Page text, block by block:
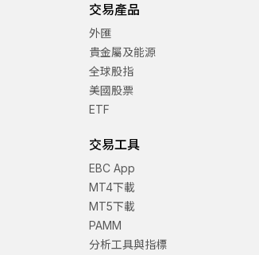
交易產品
外匯
貴金屬及能源
全球股指
美國股票
ETF
交易工具
EBC App
MT4下載
MT5下載
PAMM
分析工具與指標